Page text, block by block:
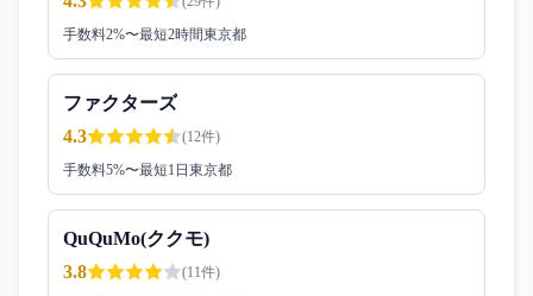
手数料2%〜最短2時間東京都
ファクターズ
4.3
(12件)
手数料5%〜最短1日 東京都
QuQuMo(ククモ)
3.8
(11件)